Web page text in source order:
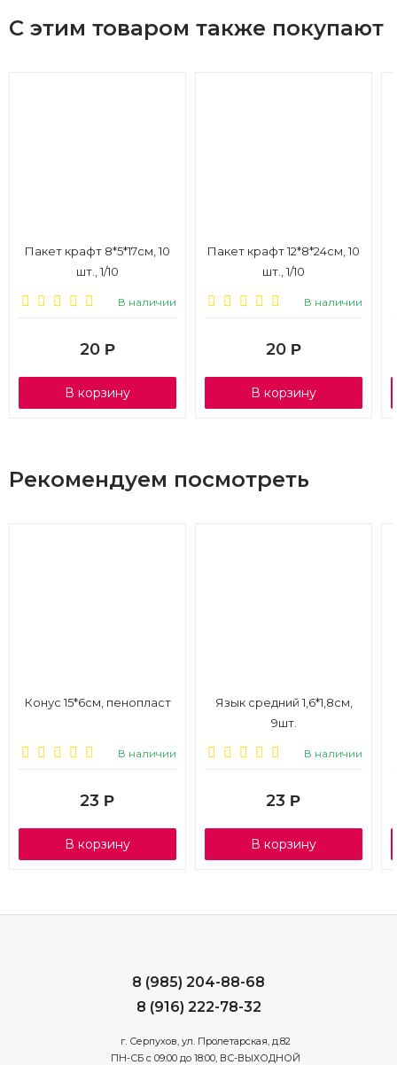
С этим товаром также покупают
Пакет крафт 8*5*17см, 10
шт., 1/10
В наличии
20 Р
В корзину
Пакет крафт 12*8*24см, 10
шт., 1/10
В наличии
20 Р
В корзину
Рекомендуем посмотреть
Конус 15*6см, пенопласт
В наличии
23 Р
В корзину
Язык средний 1,6*1,8см,
9шт.
В наличии
23 Р
В корзину
8 (985) 204-88-68
8 (916) 222-78-32
г. Серпухов, ул. Пролетарская, д.82
ПН-СБ с 09:00 до 18:00, ВС-ВЫХОДНОЙ